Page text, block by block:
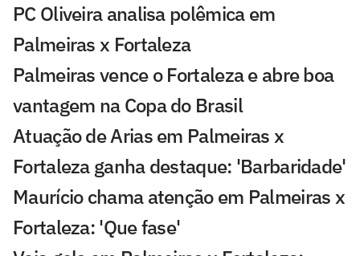
PC Oliveira analisa polêmica em
Palmeiras x Fortaleza
Palmeiras vence o Fortaleza e abre boa
vantagem na Copa do Brasil
Atuação de Arias em Palmeiras x
Fortaleza ganha destaque: 'Barbaridade'
Maurício chama atenção em Palmeiras x
Fortaleza: 'Que fase'